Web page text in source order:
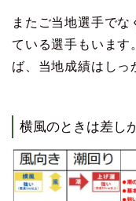
またご当地選手でな
ている選手もいます
ば、当地成績はしっ
横風のときは差し